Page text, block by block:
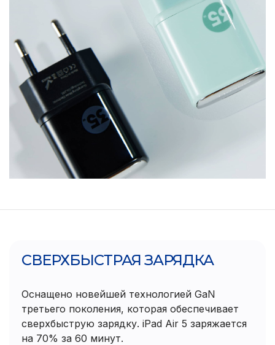
СВЕРХБЫСТРАЯ ЗАРЯДКА
Оснащено новейшей технологией GaN
третьего поколения, которая обеспечивает
сверхбыструю зарядку. iPad Air 5 заряжается
на 70% за 60 минут.